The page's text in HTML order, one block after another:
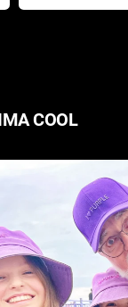
přichází s
COOL